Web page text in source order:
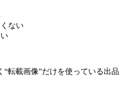
ない
“転載画像”だけを使っている出品